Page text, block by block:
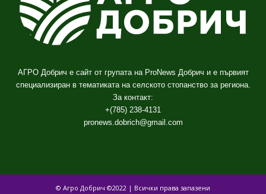
АГРО Добрич е сайт от групата на ProNews Добрич и е първият
специализиран в тематиката на селското стопанство за региона.
За контакт:
+(785) 238-4131
pronews.dobrich@gmail.com
© Агро Добрич ©2022 | Всички права запазени